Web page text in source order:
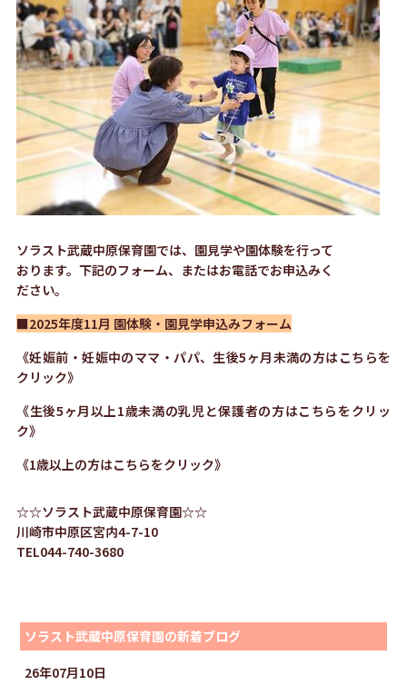
ソラスト武蔵中原保育園では、園見学や園体験を行って
おります。下記のフォーム、またはお電話でお申込みく
ださい。
■2025年度11月 園体験・園見学申込みフォーム
《妊娠前・妊娠中のママ・パパ、生後5ヶ月未満の方はこちらを
クリック》
《生後5ヶ月以上1歳未満の乳児と保護者の方はこちらをクリッ
ク》
《1歳以上の方はこちらをクリック》
☆☆ソラスト武蔵中原保育園☆☆
川崎市中原区宮内4-7-10
TEL044-740-3680
ソラスト武蔵中原保育園の新着ブログ
26年07月10日